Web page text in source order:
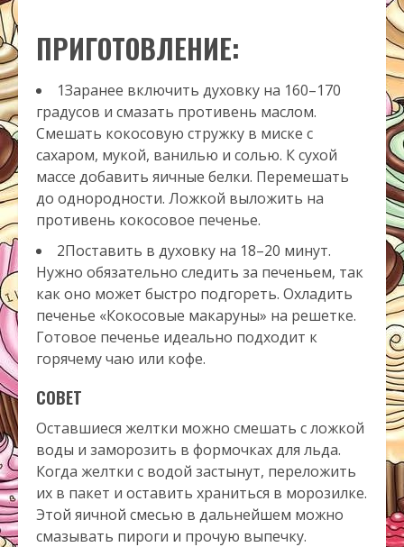
ПРИГОТОВЛЕНИЕ:
1Заранее включить духовку на 160–170
градусов и смазать противень маслом.
Смешать кокосовую стружку в миске с
сахаром, мукой, ванилью и солью. К сухой
массе добавить яичные белки. Перемешать
до однородности. Ложкой выложить на
противень кокосовое печенье.
2Поставить в духовку на 18–20 минут.
Нужно обязательно следить за печеньем, так
как оно может быстро подгореть. Охладить
печенье «Кокосовые макаруны» на решетке.
Готовое печенье идеально подходит к
горячему чаю или кофе.
СОВЕТ
Оставшиеся желтки можно смешать с ложкой
воды и заморозить в формочках для льда.
Когда желтки с водой застынут, переложить
их в пакет и оставить храниться в морозилке.
Этой яичной смесью в дальнейшем можно
смазывать пироги и прочую выпечку.